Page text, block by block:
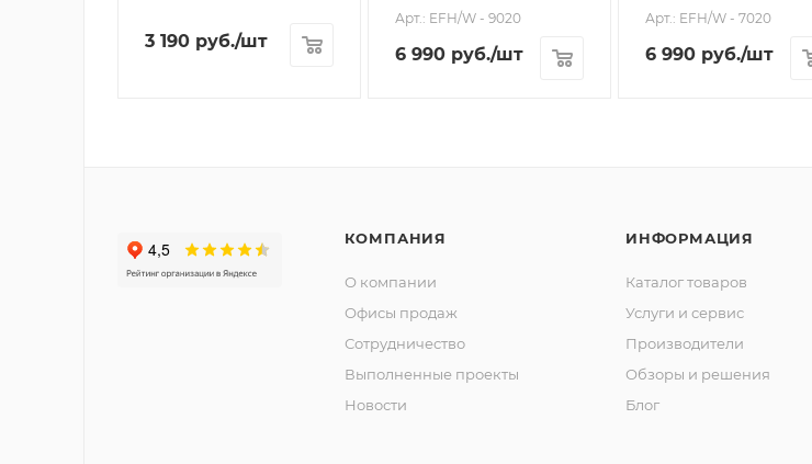
3 190 руб./шт
Арт.: EFH/W - 9020
6 990 руб./шт
Арт.: EFH/W - 7020
6 990 руб./шт
КОМПАНИЯ
О компании
Офисы продаж
Сотрудничество
Выполненные проекты
Новости
ИНФОРМАЦИЯ
Каталог товаров
Услуги и сервис
Производители
Обзоры и решения
Блог